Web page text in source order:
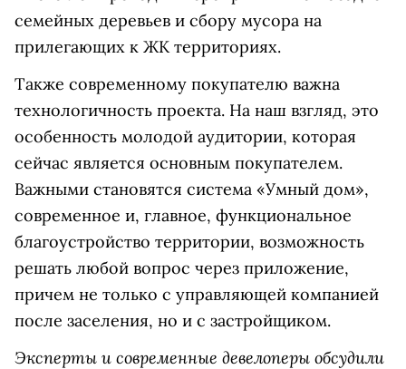
семейных деревьев и сбору мусора на
прилегающих к ЖК территориях.
Также современному покупателю важна
технологичность проекта. На наш взгляд, это
особенность молодой аудитории, которая
сейчас является основным покупателем.
Важными становятся система «Умный дом»,
современное и, главное, функциональное
благоустройство территории, возможность
решать любой вопрос через приложение,
причем не только с управляющей компанией
после заселения, но и с застройщиком.
Эксперты и современные девелоперы обсудили